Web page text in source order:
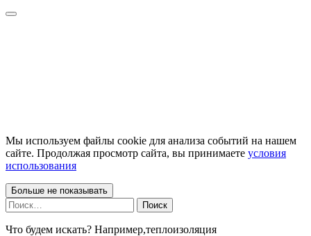
Мы используем файлы cookie для анализа событий на нашем
сайте. Продолжая просмотр сайта, вы принимаете условия
использования
Больше не показывать
Найти:
Что будем искать? Например,теплоизоляция